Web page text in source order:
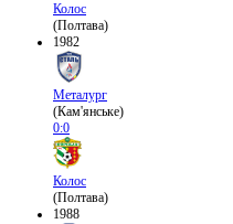
Колос
(Полтава)
1982
Металург
(Кам'янське)
0:0
Колос
(Полтава)
1988